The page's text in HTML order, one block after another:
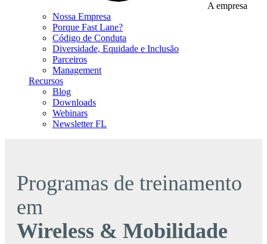
A empresa
Nossa Empresa
Porque Fast Lane?
Código de Conduta
Diversidade, Equidade e Inclusão
Parceiros
Management
Recursos
Blog
Downloads
Webinars
Newsletter FL
Programas de treinamento
em
Wireless & Mobilidade